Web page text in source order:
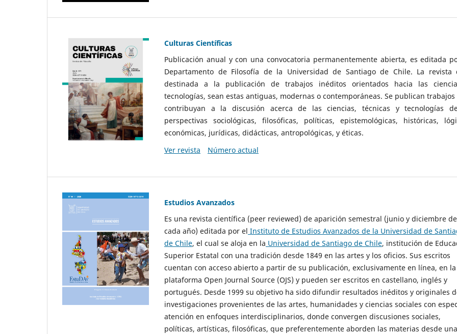
Culturas Científicas
Publicación anual y con una convocatoria permanentemente abierta, es editada
Departamento de Filosofía de la Universidad de Santiago de Chile. La revista
destinada a la publicación de trabajos inéditos orientados hacia las
tecnologías, sean estas antiguas, modernas o contemporáneas. Se publican
contribuyan a la discusión acerca de las ciencias, técnicas y tecnologías
perspectivas sociológicas, filosóficas, políticas, epistemológicas, históricas,
económicas, jurídicas, didácticas, antropológicas, y éticas.
Ver revista
Número actual
Estudios Avanzados
Es una revista científica (peer reviewed) de aparición semestral (junio y diciembre de
cada año) editada por el Instituto de Estudios Avanzados de la Universidad de
de Chile, el cual se aloja en la Universidad de Santiago de Chile, institución de
Superior Estatal con una tradición desde 1849 en las artes y los oficios. Sus escritos
cuentan con acceso abierto a partir de su publicación, exclusivamente en línea, en la
plataforma Open Journal Source (OJS) y pueden ser escritos en castellano, inglés y
portugués. Desde 1999 su objetivo ha sido difundir resultados inéditos y originales
investigaciones provenientes de las artes, humanidades y ciencias sociales con
atención en enfoques interdisciplinarios, donde convergen discusiones sociales,
políticas, artísticas, filosóficas, que preferentemente aborden las materias desde una